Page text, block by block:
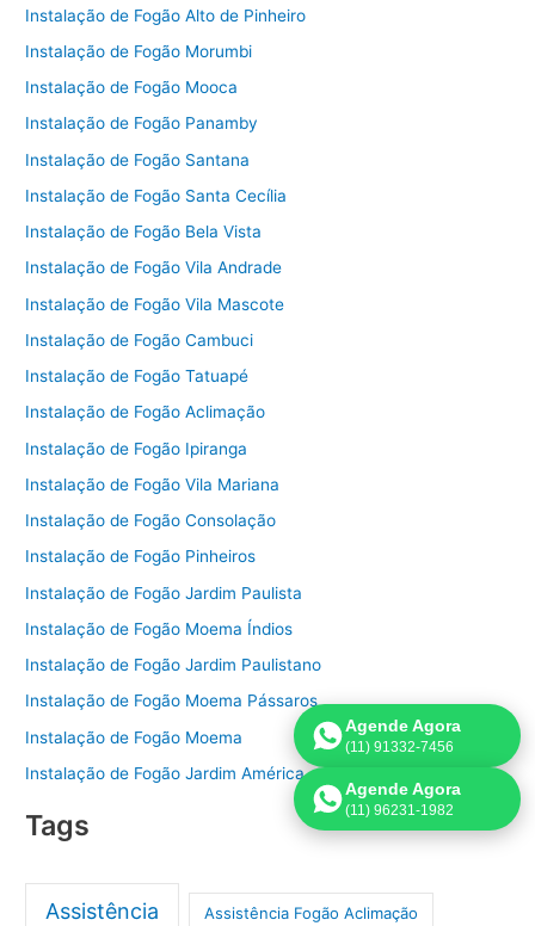
Instalação de Fogão Alto de Pinheiro
Instalação de Fogão Morumbi
Instalação de Fogão Mooca
Instalação de Fogão Panamby
Instalação de Fogão Santana
Instalação de Fogão Santa Cecília
Instalação de Fogão Bela Vista
Instalação de Fogão Vila Andrade
Instalação de Fogão Vila Mascote
Instalação de Fogão Cambuci
Instalação de Fogão Tatuapé
Instalação de Fogão Aclimação
Instalação de Fogão Ipiranga
Instalação de Fogão Vila Mariana
Instalação de Fogão Consolação
Instalação de Fogão Pinheiros
Instalação de Fogão Jardim Paulista
Instalação de Fogão Moema Índios
Instalação de Fogão Jardim Paulistano
Instalação de Fogão Moema Pássaros
Instalação de Fogão Moema
Instalação de Fogão Jardim América
Tags
Assistência Assistência Fogão Aclimação
Agende Agora
(11) 91332-7456
Agende Agora
(11) 96231-1982